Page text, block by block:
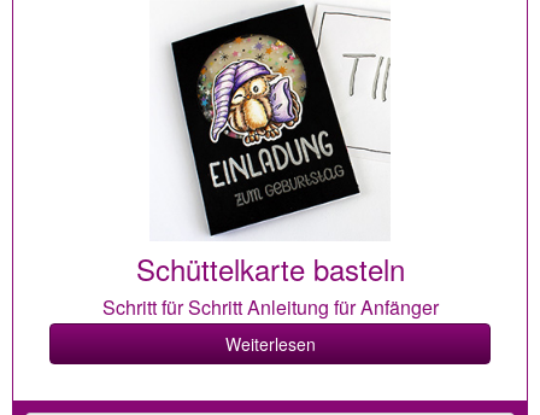
Schüttelkarte basteln
Schritt für Schritt Anleitung für Anfänger
Weiterlesen